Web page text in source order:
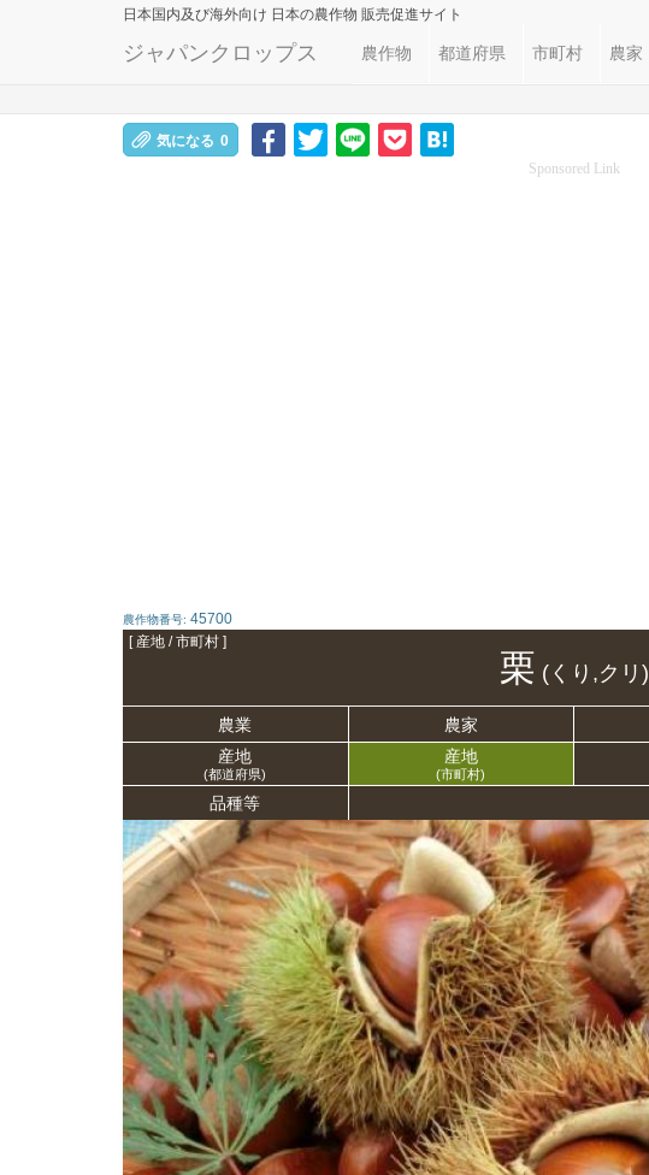
日本国内及び海外向け 日本の農作物 販売促進サイト
ジャパンクロップス 農作物 都道府県 市町村 農家
気になる 0
Sponsored Link
農作物番号: 45700
[ 産地 / 市町村 ]
栗 (くり,クリ)
農業 農家
産地
(都道府県)
産地
(市町村)
品種等